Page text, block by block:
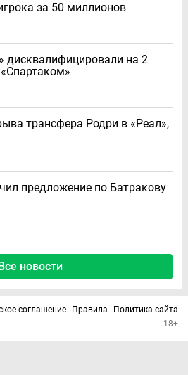
за 50 миллионов
дисквалифицировали на 2
трансфера Родри в «Реал»,
предложение по Батракову
новости
соглашение Правила
Политика сайта
18+